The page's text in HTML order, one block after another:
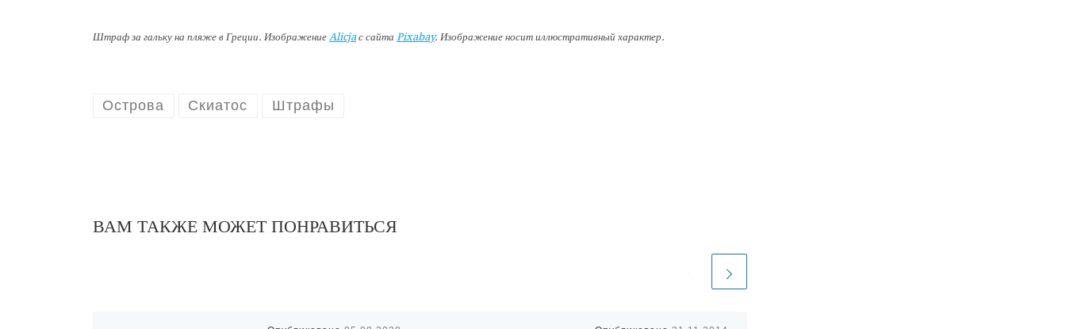
Штраф за гальку на пляже в Греции. Изображение Alicjaс сайта Pixabay. Изображение носит иллюстративный характер.
Острова Скиатос Штрафы
ВАМ ТАКЖЕ МОЖЕТ ПОНРАВИТЬСЯ